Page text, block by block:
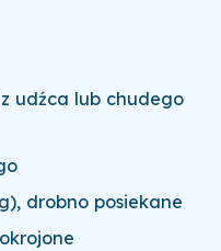
udźca lub chudego
drobno posiekane